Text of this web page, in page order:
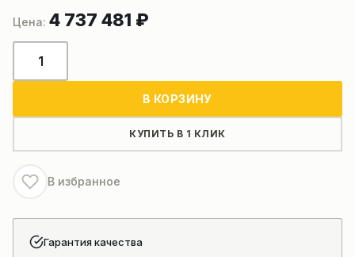
4 737 481 ₽
товара
4
С
местом
В КОРЗИНУ
КУПИТЬ В 1 КЛИК
В избранное
Гарантия качества